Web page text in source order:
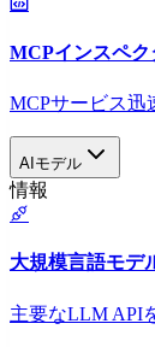
MCPインスペク
MCPサービス迅
AIモデル
情報
大規模言語モデ
主要なLLM API